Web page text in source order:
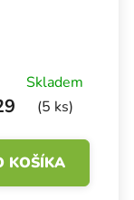
Skladem
(5 ks)
KOŠÍKA